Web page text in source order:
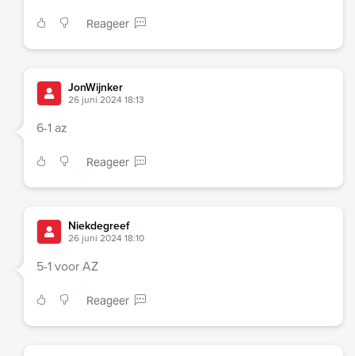
Reageer
JonWijnker
26 juni 2024 18:13
6-1 az
Reageer
Niekdegreef
26 juni 2024 18:10
5-1 voor AZ
Reageer